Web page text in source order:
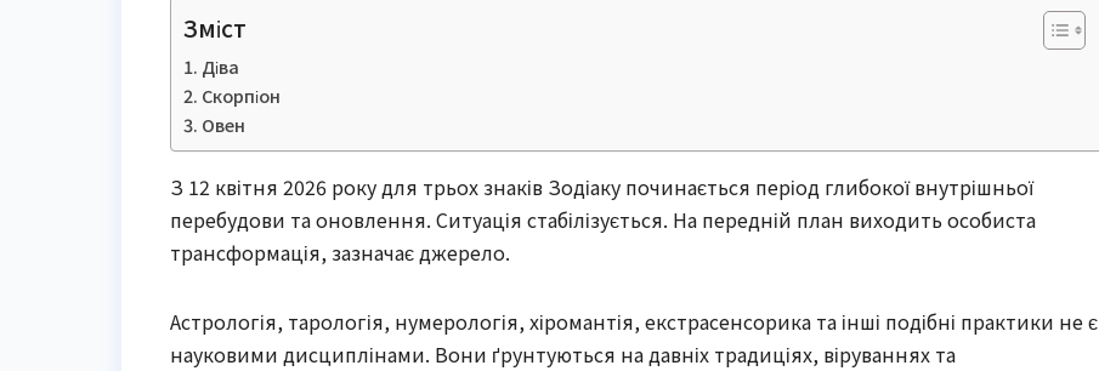
Зміст
Діва
Скорпіон
Овен
З 12 квітня 2026 року для трьох знаків Зодіаку починається період глибокої внутрішньої
перебудови та оновлення. Ситуація стабілізується. На передній план виходить особиста
трансформація, зазначає джерело.
Астрологія, тарологія, нумерологія, хіромантія, екстрасенсорика та інші подібні практики не є
науковими дисциплінами. Вони ґрунтуються на давніх традиціях, віруваннях та